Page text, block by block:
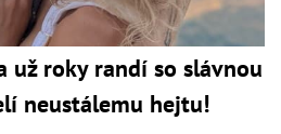
už roky randí so slávnou
neustálemu hejtu!